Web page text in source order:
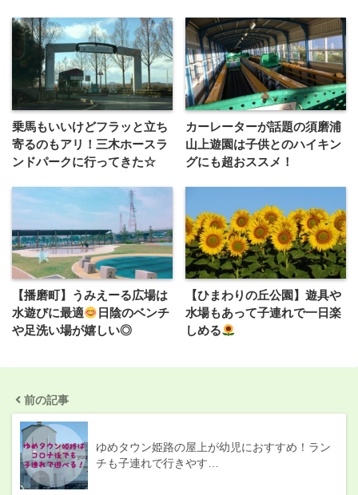
乗馬もいいけどフラッと立ち
寄るのもアリ！三木ホースラ
ンドパークに行ってきた☆
カーレーターが話題の須磨浦
山上遊園は子供とのハイキン
グにも超おススメ！
【播磨町】うみえーる広場は
水遊びに最適
日陰のベンチ
や足洗い場が嬉しい◎
【ひまわりの丘公園】遊具や
水場もあって子連れで一日楽
しめる
前の記事
ゆめタウン姫路の屋上が幼児におすすめ！ラン
チも子連れで行きやす…